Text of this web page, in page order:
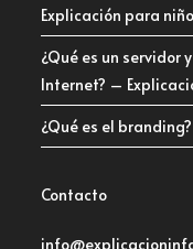
Explicación para
¿Qué es un servidor
Internet? –
¿Qué es el
Contacto